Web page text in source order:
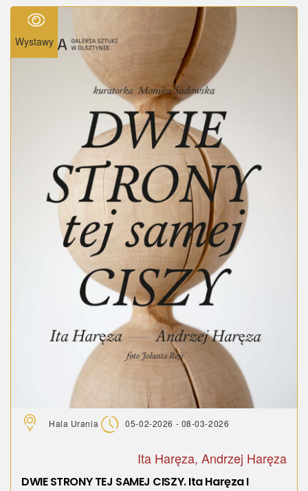
Wystawy
Hala Urania 05-02-2026 - 08-03-2026
Ita Haręza, Andrzej Haręza
DWIE STRONY TEJ SAMEJ CISZY. Ita Haręza I